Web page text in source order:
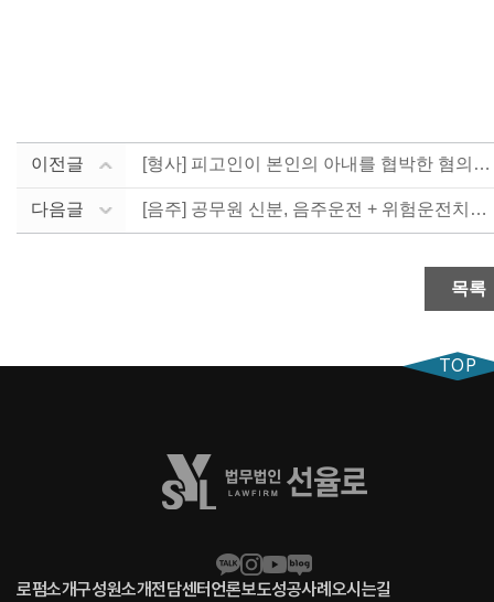
이전글 [형사] 피고인이 본인의 아내를 협박한 혐의로 고소를 ....
다음글 [음주] 공무원 신분, 음주운전 + 위험운전치상으로 퇴....
목록
로펌소개구성원소개전담센터언론보도성공사례 오시는길
TOP